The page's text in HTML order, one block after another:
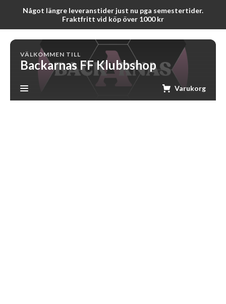
Något längre leveranstider just nu pga semestertider.
Fraktfritt vid köp över 1000 kr
VÄLKOMMEN TILL
Backarnas FF Klubbshop
Varukorg